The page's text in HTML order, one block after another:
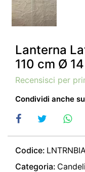
Lanterna
110 cm Ø
Recensisci per
Condividi anche
Codice:
Categoria: